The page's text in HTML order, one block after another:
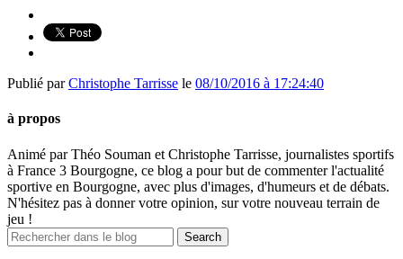
Publié parChristophe Tarrisse le 08/10/2016 à 17:24:40
à propos
Animé par Théo Souman et Christophe Tarrisse, journalistes sportifs
à France 3 Bourgogne, ce blog a pour but de commenter l'actualité
sportive en Bourgogne, avec plus d'images, d'humeurs et de débats.
N'hésitez pas à donner votre opinion, sur votre nouveau terrain de
jeu !